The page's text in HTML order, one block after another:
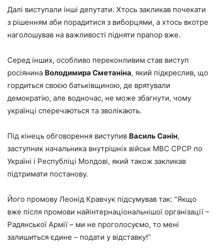
Далі виступали інші депутати. Хтось закликав почекати
з рішенням аби порадитися з виборцями, а хтось вкотре
наголошував на важливості підняти прапор вже.
Серед інших, особливо переконливим став виступ
росіянина Володимира Сметаніна, який підкреслив, що
гордиться своєю батьківщиною, де врятували
демократію, але водночас, не може збагнути, чому
українці сперечаються та зволікають.
Під кінець обговорення виступив Василь Санін,
заступник начальника внутрішніх військ МВС СРСР по
Україні і Республіці Молдові, який також закликав
підтримати постанову.
Його промову Леонід Кравчук підсумував так: “Якщо
вже після промови найінтернаціональнішої організації –
Радянської Армії – ми не проголосуємо, то мені
залишиться єдине – подати у відставку!”